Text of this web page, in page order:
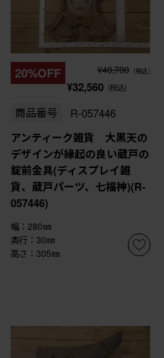
20%OFF ¥40,700 (税込)
¥32,560 (税込)
商品番号 R-057446
アンティーク雑貨 大黒天の
デザインが縁起の良い蔵戸の
錠前金具(ディスプレイ雑
貨、蔵戸パーツ、七福神)(R-
057446)
幅：280㎜
奥行：30㎜
高さ：305㎜